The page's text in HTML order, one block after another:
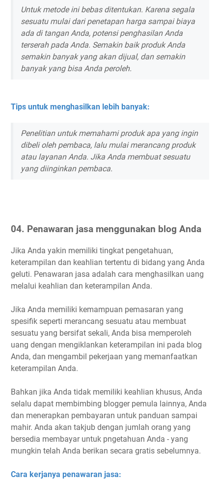
Untuk metode ini bebas ditentukan. Karena segala
sesuatu mulai dari penetapan harga sampai biaya
ada di tangan Anda, potensi penghasilan Anda
terserah pada Anda. Semakin baik produk Anda
semakin banyak yang akan dijual, dan semakin
banyak yang bisa Anda peroleh.
Tips untuk menghasilkan lebih banyak:
Penelitian untuk memahami produk apa yang ingin
dibeli oleh pembaca, lalu mulai merancang produk
atau layanan Anda. Jika Anda membuat sesuatu
yang diinginkan pembaca.
04. Penawaran jasa menggunakan blog Anda
Jika Anda yakin memiliki tingkat pengetahuan,
keterampilan dan keahlian tertentu di bidang yang Anda
geluti. Penawaran jasa adalah cara menghasilkan uang
melalui keahlian dan keterampilan Anda.
Jika Anda memiliki kemampuan pemasaran yang
spesifik seperti merancang sesuatu atau membuat
sesuatu yang bersifat sekali, Anda bisa memperoleh
uang dengan mengiklankan keterampilan ini pada blog
Anda, dan mengambil pekerjaan yang memanfaatkan
keterampilan Anda.
Bahkan jika Anda tidak memiliki keahlian khusus, Anda
selalu dapat membimbing blogger pemula lainnya, Anda
dan menerapkan pembayaran untuk panduan sampai
mahir. Anda akan takjub dengan jumlah orang yang
bersedia membayar untuk pngetahuan Anda - yang
mungkin telah Anda berikan secara gratis sebelumnya.
Cara kerjanya penawaran jasa: